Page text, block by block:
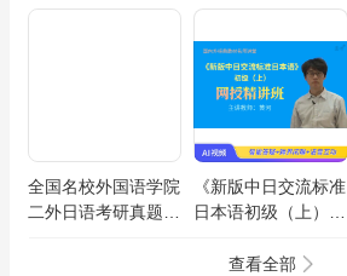
全国名校外国语学院
二外日语考研真题详
《新版中日交流标准
日本语初级（上）》
查看全部